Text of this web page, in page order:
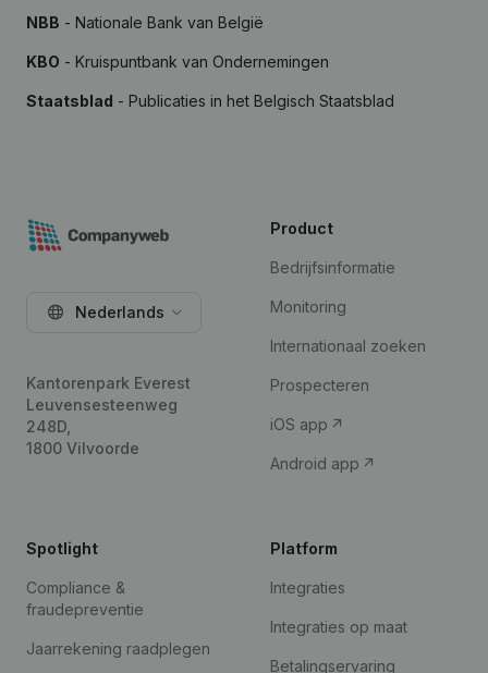
NBB - Nationale Bank van België
KBO - Kruispuntbank van Ondernemingen
Staatsblad - Publicaties in het Belgisch Staatsblad
Nederlands
Kantorenpark Everest
Leuvensesteenweg
248D,
1800 Vilvoorde
Product
Bedrijfsinformatie
Monitoring
Internationaal zoeken
Prospecteren
iOS app
Android app
Spotlight
Compliance &
fraudepreventie
Jaarrekening raadplegen
Platform
Integraties
Integraties op maat
Betalingservaring